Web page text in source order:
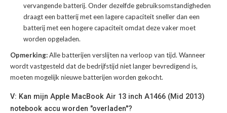
vervangende batterij. Onder dezelfde gebruiksomstandigheden
draagt een batterij met een lagere capaciteit sneller dan een
batterij met een hogere capaciteit omdat deze vaker moet
worden opgeladen.
Opmerking:Alle batterijen verslijten na verloop van tijd. Wanneer
wordt vastgesteld dat de bedrijfstijd niet langer bevredigend is,
moeten mogelijk nieuwe batterijen worden gekocht.
V: Kan mijn Apple MacBook Air 13 inch A1466 (Mid 2013)
notebook accu worden "overladen"?